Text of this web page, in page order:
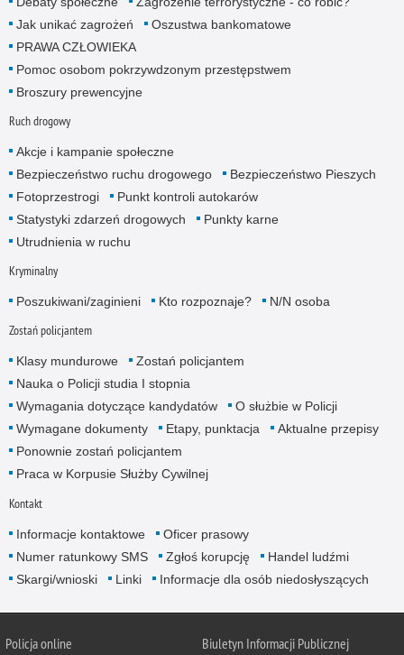
Jak unikać zagrożeń
Oszustwa bankomatowe
PRAWA CZŁOWIEKA
Pomoc osobom pokrzywdzonym przestępstwem
Broszury prewencyjne
Ruch drogowy
Akcje i kampanie społeczne
Bezpieczeństwo ruchu drogowego
Bezpieczeństwo Pieszych
Fotoprzestrogi
Punkt kontroli autokarów
Statystyki zdarzeń drogowych
Punkty karne
Utrudnienia w ruchu
Kryminalny
Poszukiwani/zaginieni Kto rozpoznaje? N/N osoba
Zostań policjantem
Klasy mundurowe
Zostań policjantem
Nauka o Policji studia I stopnia
Wymagania dotyczące kandydatów
O służbie w Policji
Wymagane dokumenty
Etapy, punktacja
Aktualne przepisy
Ponownie zostań policjantem
Praca w Korpusie Służby Cywilnej
Kontakt
Informacje kontaktowe
Oficer prasowy
Numer ratunkowy SMS
Zgłoś korupcję
Handel ludźmi
Skargi/wnioski
Linki Informacje dla osób niedosłyszących
Policja online Biuletyn Informacji Publicznej